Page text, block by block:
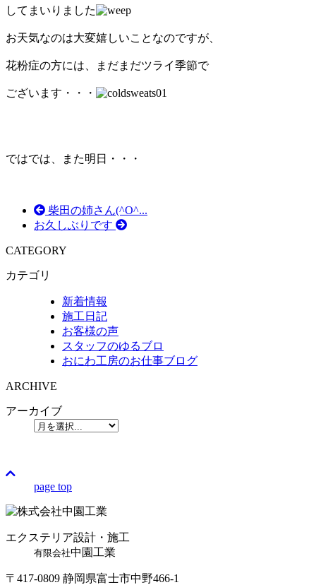
してまいりました
お天気なのは大変嬉しいことなのですが、
花粉症の方には、まだまだツライ季節で
ございます・・・
ではでは、また明日・・・
柴田の姉さん(^O^...
お久しぶりです
CATEGORY
カテゴリ
新着情報
施工日記
お客様の声
スタッフのゆるブロ
おにわ工房のお仕事ブログ
ARCHIVE
アーカイブ
page top
エクステリア設計・施工
有限会社中園工業
〒417-0809 静岡県富士市中野466-1